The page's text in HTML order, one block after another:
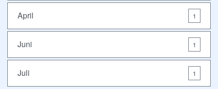
April 1
Juni 1
Juli 1